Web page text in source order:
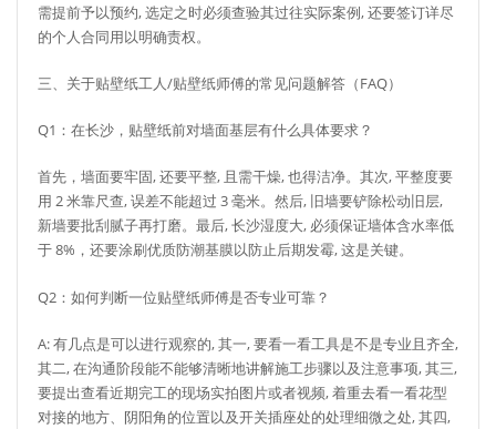
需提前予以预约, 选定之时必须查验其过往实际案例, 还要签订详尽
的个人合同用以明确责权。
三、关于贴壁纸工人/贴壁纸师傅的常见问题解答（FAQ）
Q1：在长沙，贴壁纸前对墙面基层有什么具体要求？
首先，墙面要牢固, 还要平整, 且需干燥, 也得洁净。其次, 平整度要
用 2 米靠尺查, 误差不能超过 3 毫米。然后, 旧墙要铲除松动旧层,
新墙要批刮腻子再打磨。最后, 长沙湿度大, 必须保证墙体含水率低
于 8%，还要涂刷优质防潮基膜以防止后期发霉, 这是关键。
Q2：如何判断一位贴壁纸师傅是否专业可靠？
A: 有几点是可以进行观察的, 其一, 要看一看工具是不是专业且齐全,
其二, 在沟通阶段能不能够清晰地讲解施工步骤以及注意事项, 其三,
要提出查看近期完工的现场实拍图片或者视频, 着重去看一看花型
对接的地方、阴阳角的位置以及开关插座处的处理细微之处, 其四,